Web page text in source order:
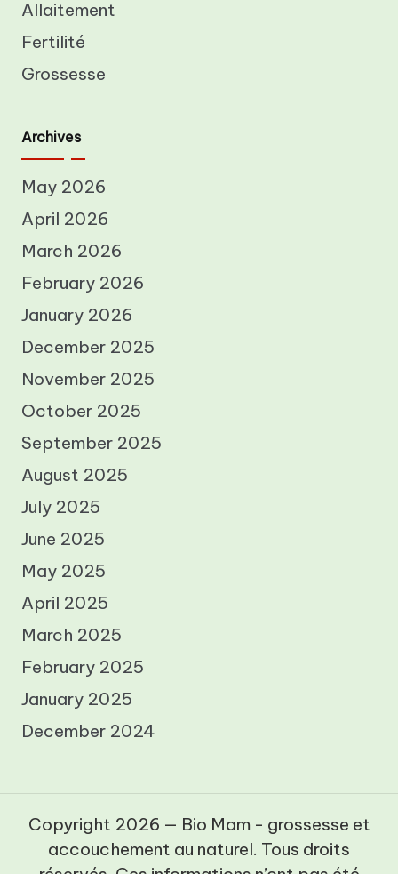
Allaitement
Fertilité
Grossesse
Archives
May 2026
April 2026
March 2026
February 2026
January 2026
December 2025
November 2025
October 2025
September 2025
August 2025
July 2025
June 2025
May 2025
April 2025
March 2025
February 2025
January 2025
December 2024
Copyright 2026 — Bio Mam - grossesse et
accouchement au naturel. Tous droits